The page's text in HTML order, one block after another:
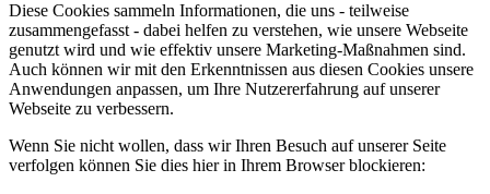
Diese Cookies sammeln Informationen, die uns - teilweise
zusammengefasst - dabei helfen zu verstehen, wie unsere Webseite
genutzt wird und wie effektiv unsere Marketing-Maßnahmen sind.
Auch können wir mit den Erkenntnissen aus diesen Cookies unsere
Anwendungen anpassen, um Ihre Nutzererfahrung auf unserer
Webseite zu verbessern.
Wenn Sie nicht wollen, dass wir Ihren Besuch auf unserer Seite
verfolgen können Sie dies hier in Ihrem Browser blockieren: